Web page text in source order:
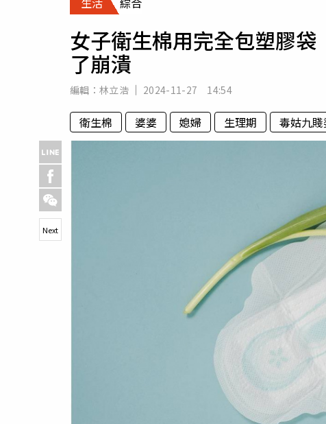
專欄
女子衛生棉用完全包塑膠
了崩潰
編輯： 林立浩 2024-11-27 14:54
衛生棉 婆婆 媳婦 生理期 毒姑九
Next